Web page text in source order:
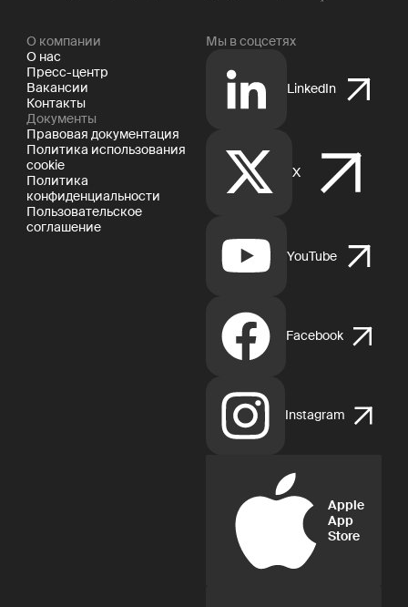
О компании
О нас
Пресс-центр
Вакансии
Контакты
Документы
Правовая документация
Политика использования
cookie
Политика
конфиденциальности
Пользовательское
соглашение
Мы в соцсетях
LinkedIn
X
YouTube
Facebook
Instagram
Apple
App
Store